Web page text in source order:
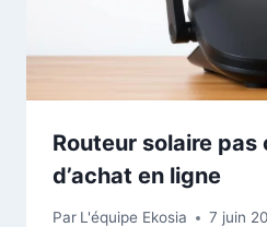
Routeur solaire pas
d’achat en ligne
Par L'équipe Ekosia 7 juin